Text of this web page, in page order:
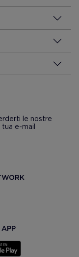
le nostre
e-mail